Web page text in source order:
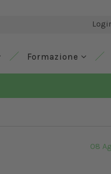
Formazione
08